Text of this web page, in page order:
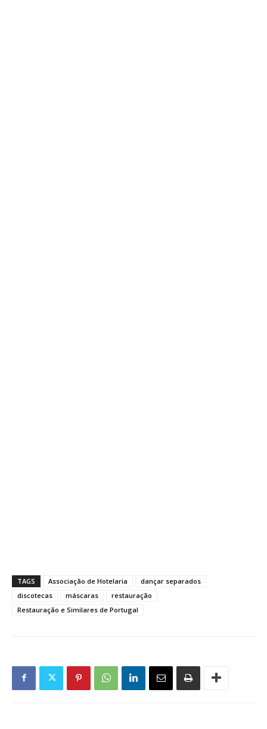
TAGS Associação de Hotelaria
dançar separados
discotecas
máscaras
restauração
Restauração e Similares de Portugal